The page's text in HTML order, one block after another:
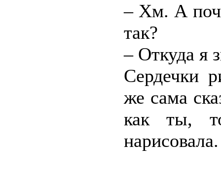
– Хм. А
так?
– Откуда я
Сердечки
же сама
как ты,